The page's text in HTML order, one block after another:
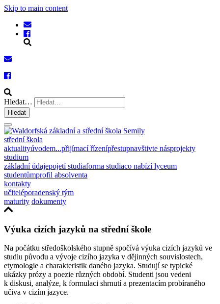
Skip to main content
Hledat…
Hledat
střední škola
aktualityúvodem...přijímací řízenípřestupnavštivte násprojekty
studium
základní údajepojetí studiaforma studiaco nabízí lyceum
studentůmprofil absolventa
kontakty
učiteléporadenský tým
maturity dokumenty
Výuka cizích jazyků na střední škole
Na počátku středoškolského stupně spočívá výuka cizích jazyků ve
studiu původu a vývoje cizího jazyka v dějinných souvislostech,
etymologie a charakteristik daného jazyka. Studují se typické
ukázky prózy a poezie různých období. Studenti jsou vedeni
k diskusi, analýze, k formulaci shrnutí a prezentacím probíraného
učiva v cizím jazyce.